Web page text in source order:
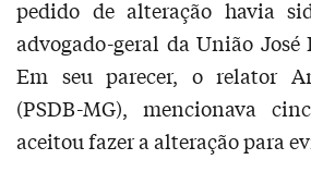
pedido de alteração havia
advogado-geral da União José
Em seu parecer, o relator
(PSDB-MG), mencionava
aceitou fazer a alteração para